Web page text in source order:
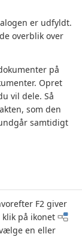
er udfyldt.
overblik over
på
Opret
vil dele. Så
som den
samtidigt
F2 giver
på ikonet
en eller